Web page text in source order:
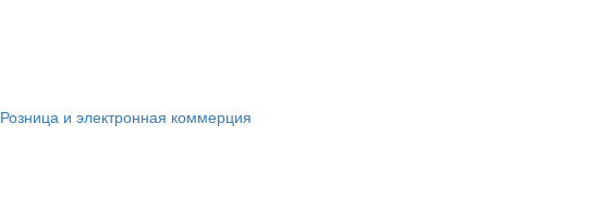
Розница и электронная коммерция